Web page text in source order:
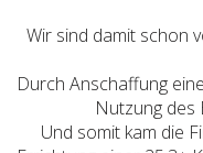
Wir sind damit schon
Durch Anschaffung
Nutzung des
Und somit kam die